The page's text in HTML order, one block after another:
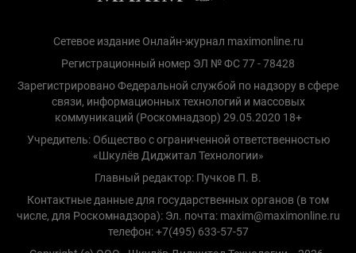
Сетевое издание Онлайн-журнал maximonline.ru
Регистрационный номер ЭЛ № ФС 77 - 78428
Зарегистрировано Федеральной службой по надзору в сфере
связи, информационных технологий и массовых
коммуникаций (Роскомнадзор) 29.05.2020 18+
Учредитель: Общество с ограниченной ответственностью
«Шкулёв Диджитал Технологии»
Главный редактор: Пучков П. В.
Контактные данные для государственных органов (в том
числе, для Роскомнадзора): Эл. почта: maxim@maximonline.ru
телефон: +7(495) 633-57-57